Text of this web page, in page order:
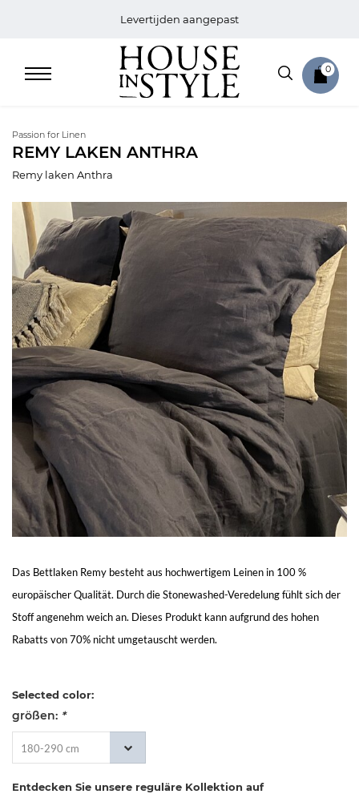
Levertijden aangepast
0
Home
Bed
Sale
Bath
Sale
Living
Sale
Mein
Konto
Passion for Linen
REMY LAKEN ANTHRA
Remy laken Anthra
Das Bettlaken Remy besteht aus hochwertigem Leinen in 100 %
europäischer Qualität. Durch die Stonewashed-Veredelung fühlt sich der
Stoff angenehm weich an. Dieses Produkt kann aufgrund des hohen
Rabatts von 70% nicht umgetauscht werden.
Selected color:
größen: *
180-290 cm
Entdecken Sie unsere reguläre Kollektion auf